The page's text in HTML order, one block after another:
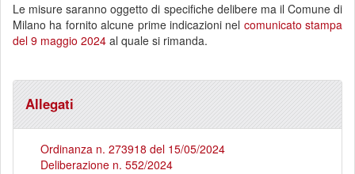
Le misure saranno oggetto di specifiche delibere ma il Comune di
Milano ha fornito alcune prime indicazioni nel comunicato stampa
del 9 maggio 2024 al quale si rimanda.
Allegati
Ordinanza n. 273918 del 15/05/2024
Deliberazione n. 552/2024